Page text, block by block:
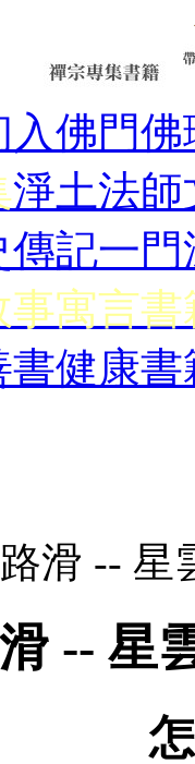
入佛門佛
淨土法師
傳記一門
事寓言書
書健康書
滑 --
-- 星